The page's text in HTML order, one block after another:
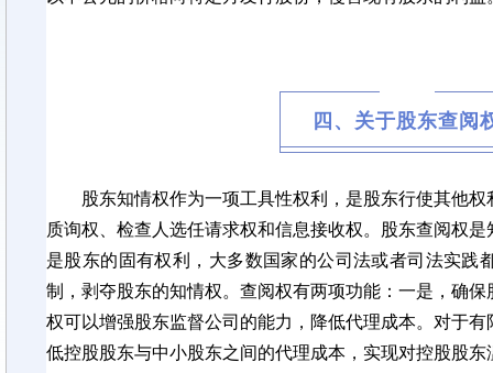
四、关于股东查阅
股东知情权作为一项工具性权利，是股东行使其他
质询权、检查人选任请求权和信息接收权。股东查阅权
是股东的固有权利，大多数国家的公司法或者司法实践
制，剥夺股东的知情权。查阅权有两项功能：一是，确
权可以增强股东监督公司的能力，降低代理成本。对于
低控股股东与中小股东之间的代理成本，实现对控股股